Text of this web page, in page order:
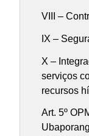
VIII –
IX –
X –
serviços
recursos
Art. 5º